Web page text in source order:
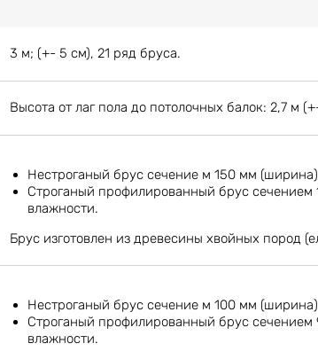
3 м; (+- 5 см), 21 ряд бруса.
Высота от лаг пола до потолочных балок: 2,7 м
Нестроганый брус сечение м 150 мм
Строганый профилированный брус
влажности.
Брус изготовлен из древесины хвойных пород
Нестроганый брус сечение м 100 мм
Строганый профилированный брус
влажности.